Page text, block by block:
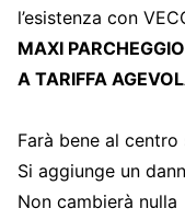
l’esistenza con
MAXI
A TARIFFA
Farà bene al
Si aggiunge un
Non cambierà nulla